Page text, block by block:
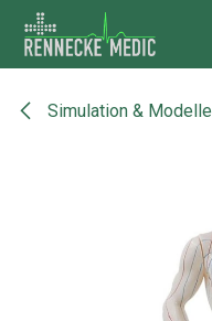
Zum Inhalt springen
Simulation & Modelle